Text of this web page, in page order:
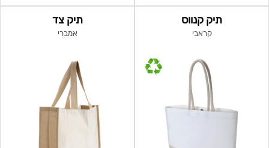
תיק קנווס
קראבי
תיק צד
אמברי